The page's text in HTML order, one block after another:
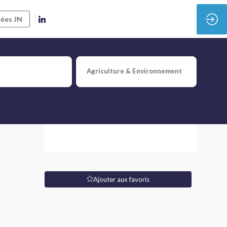
JN
Ajouter aux favoris
Agriculture & Environnement